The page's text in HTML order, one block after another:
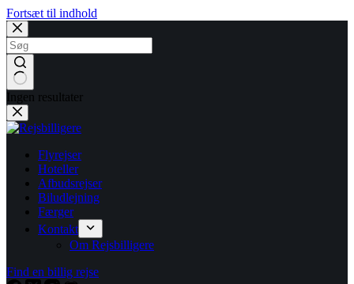
Fortsæt til indhold
Ingen resultater
Flyrejser
Hoteller
Afbudsrejser
Biludlejning
Færger
Kontakt
Om Rejsbilligere
Find en billig rejse